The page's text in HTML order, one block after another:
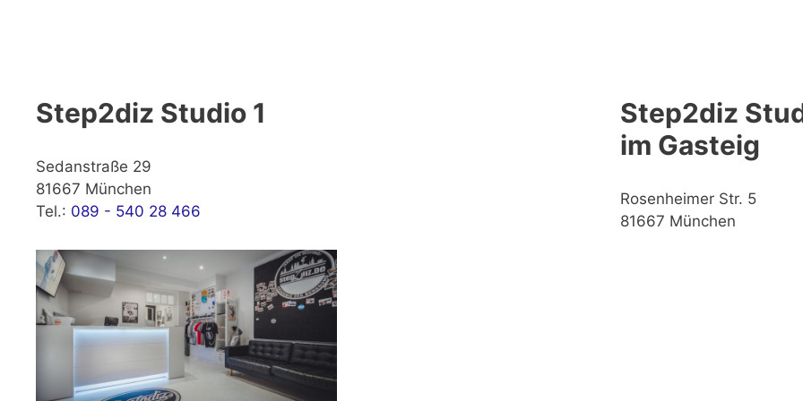
Step2diz Studio 1
Sedanstraße 29
81667 München
Tel.: 089 - 540 28 466
Step2diz
im Gasteig
Rosenheimer Str. 5
81667 München